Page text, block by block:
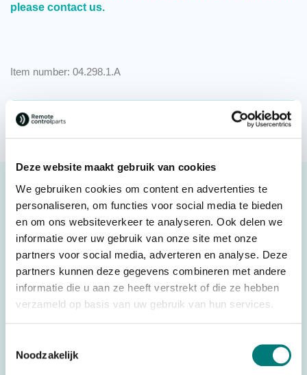
Deze website maakt gebruik van cookies
We gebruiken cookies om content en advertenties te
personaliseren, om functies voor social media te bieden
en om ons websiteverkeer te analyseren. Ook delen we
informatie over uw gebruik van onze site met onze
partners voor social media, adverteren en analyse. Deze
partners kunnen deze gegevens combineren met andere
informatie die u aan ze heeft verstrekt of die ze hebben
verzameld op basis van uw gebruik van hun services.
Noodzakelijk
please contact us.
Item number: 04.298.1.A
Description
Abitron® joystick JH+1L prop x 6 pin, KH671720000.01
(new model)
Original spare part
Abitron® is no longer available. For more information,
please contact us.